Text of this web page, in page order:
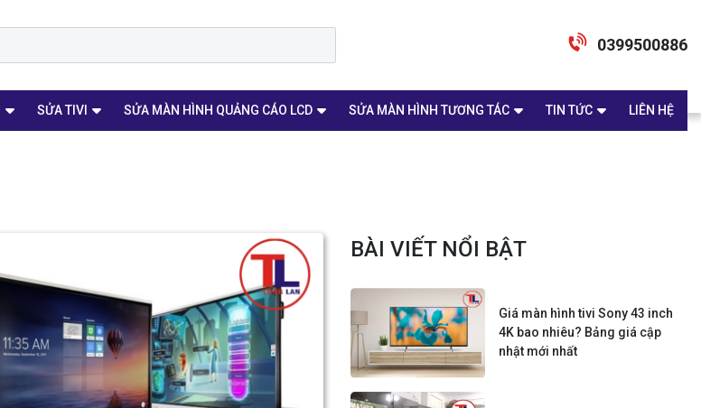
0399500886
SỬA TIVI SỬA MÀN HÌNH QUẢNG CÁO LCD SỬA MÀN HÌNH TƯƠNG TÁC TIN TỨC LIÊN HỆ
BÀI VIẾT NỔI BẬT
Giá màn hình tivi Sony 43 inch
4K bao nhiêu? Bảng giá cập
nhật mới nhất